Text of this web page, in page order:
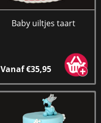
Baby uiltjes taart
Vanaf €35,95